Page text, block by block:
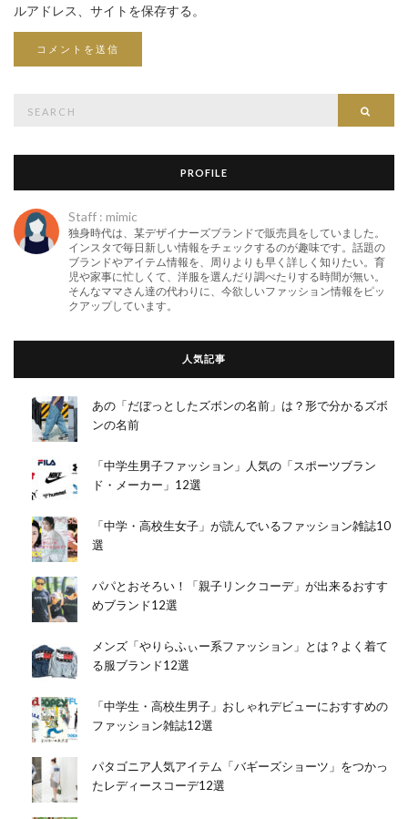
ルアドレス、サイトを保存する。
PROFILE
Staff : mimic
独身時代は、某デザイナーズブランドで販売員をしていました。
インスタで毎日新しい情報をチェックするのが趣味です。話題の
ブランドやアイテム情報を、周りよりも早く詳しく知りたい。育
児や家事に忙しくて、洋服を選んだり調べたりする時間が無い。
そんなママさん達の代わりに、今欲しいファッション情報をピッ
クアップしています。
人気記事
あの「だぼっとしたズボンの名前」は？形で分かるズボ
ンの名前
「中学生男子ファッション」人気の「スポーツブラン
ド・メーカー」12選
「中学・高校生女子」が読んでいるファッション雑誌10
選
パパとおそろい！「親子リンクコーデ」が出来るおすす
めブランド12選
メンズ「やりらふぃー系ファッション」とは？よく着て
る服ブランド12選
「中学生・高校生男子」おしゃれデビューにおすすめの
ファッション雑誌12選
パタゴニア人気アイテム「バギーズショーツ」をつかっ
たレディースコーデ12選